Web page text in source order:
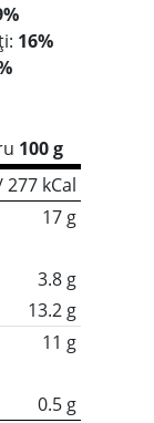
16%
100 g
277 kCal
17 g
3.8 g
13.2 g
11 g
0.5 g